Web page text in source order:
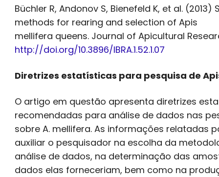
Büchler R, Andonov S, Bienefeld K, et al. (2013)
methods for rearing and selection of Apis
mellifera queens. Journal of Apicultural
http://doi.org/10.3896/IBRA.1.52.1.07
Diretrizes estatísticas para pesquisa de
O artigo em questão apresenta diretrizes
recomendadas para análise de dados nas
sobre A. mellifera. As informações relatadas
auxiliar o pesquisador na escolha da
análise de dados, na determinação das
dados elas forneceriam, bem como na